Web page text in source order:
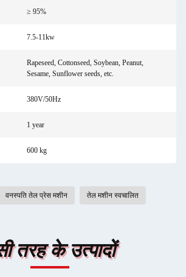
≥ 95%
7.5-11kw
Rapeseed, Cottonseed, Soybean, Peanut,
Sesame, Sunflower seeds, etc.
380V/50Hz
1 year
600 kg
वनस्पति तेल प्रेस मशीन तेल मशीन स्वचालित
तरह के उत्पादों